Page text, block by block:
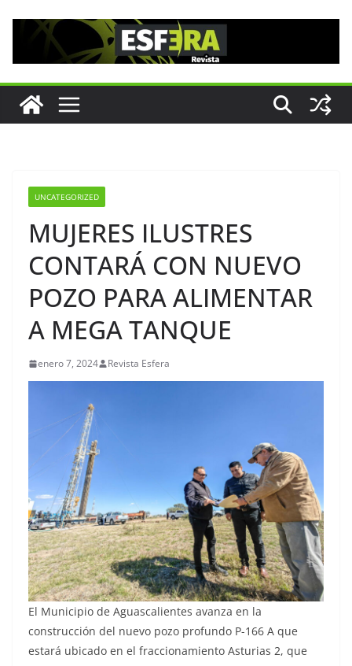
UNCATEGORIZED
MUJERES ILUSTRES
CONTARÁ CON NUEVO
POZO PARA ALIMENTAR
A MEGA TANQUE
enero 7, 2024 Revista Esfera
El Municipio de Aguascalientes avanza en la
construcción del nuevo pozo profundo P-166 A que
estará ubicado en el fraccionamiento Asturias 2, que